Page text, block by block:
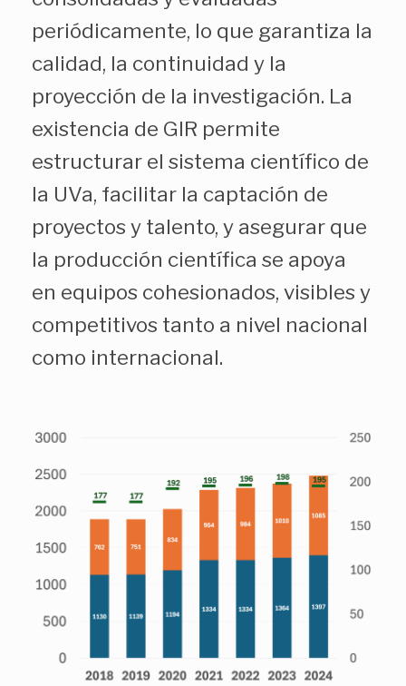
periódicamente, lo que garantiza la
calidad, la continuidad y la
proyección de la investigación. La
existencia de GIR permite
estructurar el sistema científico de
la UVa, facilitar la captación de
proyectos y talento, y asegurar que
la producción científica se apoya
en equipos cohesionados, visibles y
competitivos tanto a nivel nacional
como internacional.